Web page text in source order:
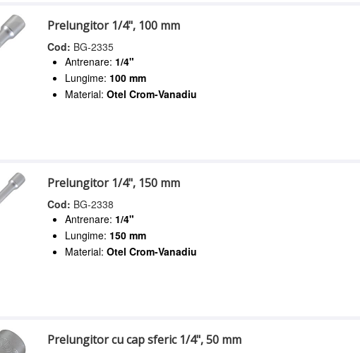
Prelungitor 1/4", 100 mm
Cod: BG-2335
Antrenare: 1/4"
Lungime: 100 mm
Material:Otel Crom-Vanadiu
Prelungitor 1/4", 150 mm
Cod: BG-2338
Antrenare: 1/4"
Lungime: 150 mm
Material:Otel Crom-Vanadiu
Prelungitor cu cap sferic 1/4", 50 mm